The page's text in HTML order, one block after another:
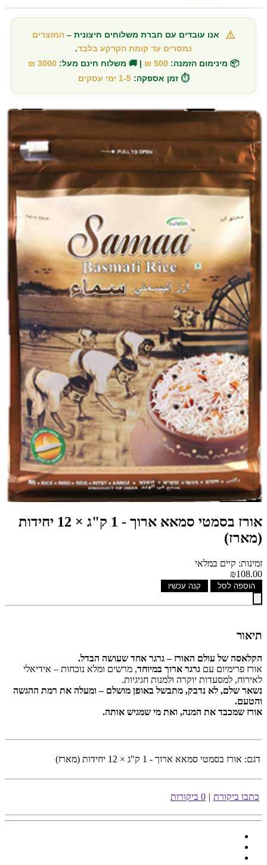
⚠️ אנו עובדים עם חברת משלוחים חיצונית –המוצרים
נמסרים עד קומת הקרקע בלבד.
📦 מינימום הזמנה: 500 ₪ | 🚚 משלוח חינם מעל: 3000 ₪
⏱️ זמן אספקה: 1-5 ימי עסקים
אורז בסמטי סמאא ארוך - 1 ק"ג × 12 יחידות
(מארז)
זמינות: קיים במלאי
₪108.00
הוספה לסל קנה עכשיו
תיאור
הקלאסה של עולם האורז – גרגר אחד שעושה הבדל.
אורז פרימיום עם גרגר ארוך במיוחד, מרשים ומלא נוכחות – אידיאלי
לאירוח, למסעדות יוקרה ולמנות חגיגיות.
נשאר שלם, לא נדבק, מתבשל באופן מושלם – ומעלה את רמת ההגשה
והטעם.
אורז שמכבד את המנה, ואת מי שמגיש אותה.
דגם: אורז בסמטי סמאא ארוך - 1 ק"ג × 12 יחידות (מארז)
כתבו ביקורת | 0 ביקורות